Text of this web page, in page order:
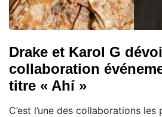
Drake et Karol G
collaboration
titre « Ahí »
C’est l’une des collaborations